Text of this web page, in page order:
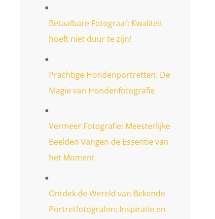
Betaalbare Fotograaf: Kwaliteit
hoeft niet duur te zijn!
Prachtige Hondenportretten: De
Magie van Hondenfotografie
Vermeer Fotografie: Meesterlijke
Beelden Vangen de Essentie van
het Moment
Ontdek de Wereld van Bekende
Portretfotografen: Inspiratie en